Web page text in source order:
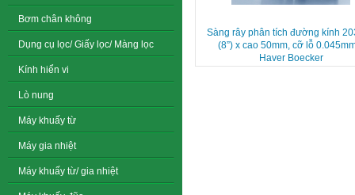
Bơm chân không
Dụng cụ lọc/ Giấy lọc/ Màng lọc
Kính hiển vi
Lò nung
Máy khuấy từ
Máy gia nhiệt
Máy khuấy từ/ gia nhiệt
Sàng rây phân tích đường kính
(8”) x cao 50mm, cỡ lỗ
Haver Boecker